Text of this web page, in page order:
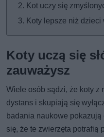
Kot uczy się
Koty lepsze niż dzieci
Koty uczą się
zauważysz
Wiele osób sądzi, że koty z
dystans i skupiają się
badania naukowe pokazują
się, że te zwierzęta potrafią